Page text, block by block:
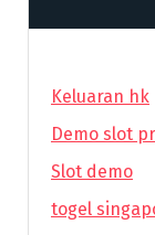
Keluaran hk
Demo slot
Slot demo
togel